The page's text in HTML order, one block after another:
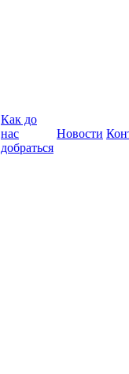
Как до
нас
добраться
Новости